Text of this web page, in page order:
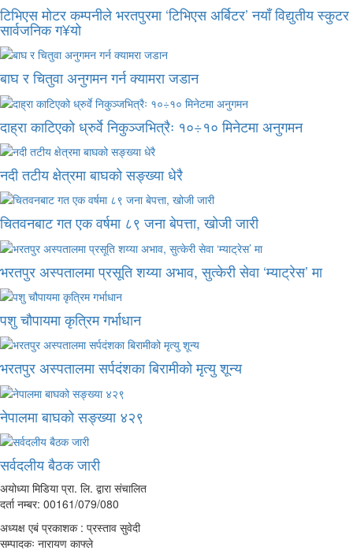
टिभिएस मोटर कम्पनीले भरतपुरमा ‘टिभिएस अर्बिटर’ नयाँ विद्युतीय स्कुटर
सार्वजनिक ग¥यो
बाघ र चितुवा अनुगमन गर्न क्यामरा जडान
दाह्रा काटिएको ध्रुर्वे निकुञ्जभित्रैः १०÷१० मिनेटमा अनुगमन
नदी तटीय क्षेत्रमा बाघको सङ्ख्या धेरै
चितवनबाट गत एक वर्षमा ८९ जना बेपत्ता, खोजी जारी
भरतपुर अस्पतालमा प्रसूति शय्या अभाव, सुत्केरी सेवा ‘म्याट्रेस’ मा
पशु चौपायमा कृत्रिम गर्भाधान
भरतपुर अस्पतालमा सर्पदंशका बिरामीको मृत्यु शून्य
नेपालमा बाघको सङ्ख्या ४२९
सर्वदलीय बैठक जारी
अयोध्या मिडिया प्रा. लि. द्वारा संचालित
दर्ता नम्बर: 00161/079/080
अध्यक्ष एबं प्रकाशक : प्रस्ताव सुवेदी
सम्पादकः नारायण काफ्ले